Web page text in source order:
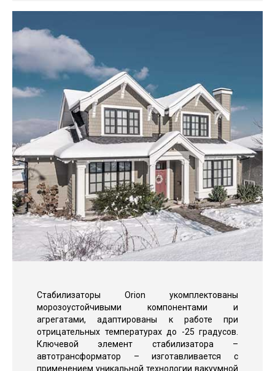
Стабилизаторы Orion укомплектованы
морозоустойчивыми компонентами и
агрегатами, адаптированы к работе при
отрицательных температурах до -25 градусов.
Ключевой элемент стабилизатора –
автотрансформатор – изготавливается с
применением уникальной технологии вакуумной